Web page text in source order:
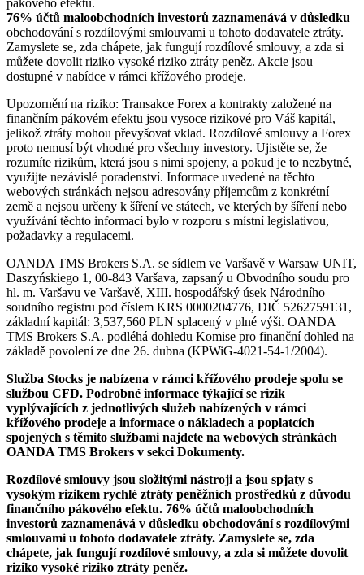
76% účtů maloobchodních investorů zaznamenává v důsledku
obchodování s rozdílovými smlouvami u tohoto dodavatele ztráty.
Zamyslete se, zda chápete, jak fungují rozdílové smlouvy, a zda si
můžete dovolit riziko vysoké riziko ztráty peněz. Akcie jsou
dostupné v nabídce v rámci křížového prodeje.
Upozornění na riziko: Transakce Forex a kontrakty založené na
finančním pákovém efektu jsou vysoce rizikové pro Váš kapitál,
jelikož ztráty mohou převyšovat vklad. Rozdílové smlouvy a Forex
proto nemusí být vhodné pro všechny investory. Ujistěte se, že
rozumíte rizikům, která jsou s nimi spojeny, a pokud je to nezbytné,
využijte nezávislé poradenství. Informace uvedené na těchto
webových stránkách nejsou adresovány příjemcům z konkrétní
země a nejsou určeny k šíření ve státech, ve kterých by šíření nebo
využívání těchto informací bylo v rozporu s místní legislativou,
požadavky a regulacemi.
OANDA TMS Brokers S.A. se sídlem ve Varšavě v Warsaw UNIT,
Daszyńskiego 1, 00-843 Varšava, zapsaný u Obvodního soudu pro
hl. m. Varšavu ve Varšavě, XIII. hospodářský úsek Národního
soudního registru pod číslem KRS 0000204776, DIČ 5262759131,
základní kapitál: 3,537,560 PLN splacený v plné výši. OANDA
TMS Brokers S.A. podléhá dohledu Komise pro finanční dohled na
základě povolení ze dne 26. dubna (KPWiG-4021-54-1/2004).
Služba Stocks je nabízena v rámci křížového prodeje spolu se
službou CFD. Podrobné informace týkající se rizik
vyplývajících z jednotlivých služeb nabízených v rámci
křížového prodeje a informace o nákladech a poplatcích
spojených s těmito službami najdete na webových stránkách
OANDA TMS Brokers v sekci Dokumenty.
Rozdílové smlouvy jsou složitými nástroji a jsou spjaty s
vysokým rizikem rychlé ztráty peněžních prostředků z důvodu
finančního pákového efektu. 76% účtů maloobchodních
investorů zaznamenává v důsledku obchodování s rozdílovými
smlouvami u tohoto dodavatele ztráty. Zamyslete se, zda
chápete, jak fungují rozdílové smlouvy, a zda si můžete dovolit
riziko vysoké riziko ztráty peněz.